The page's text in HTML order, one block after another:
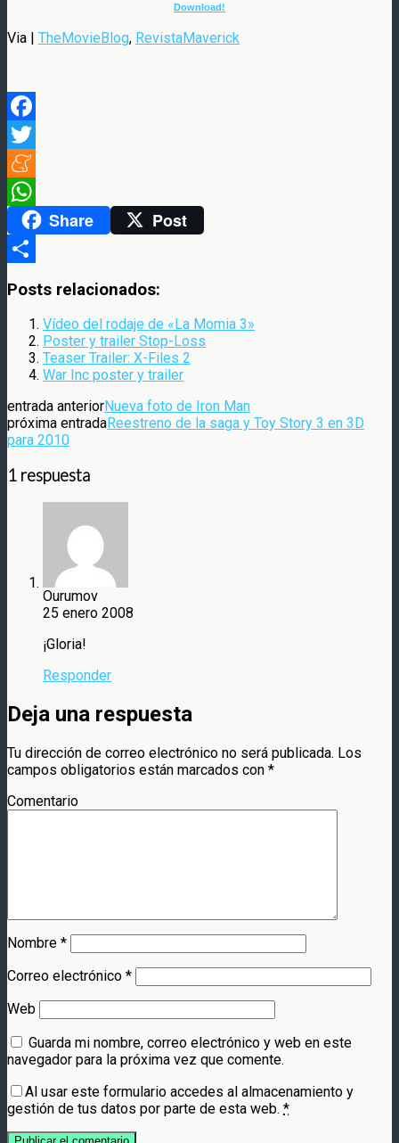
Download!
Via | TheMovieBlog, RevistaMaverick
Facebook
Twitter
Meneame
WhatsAppShare Post
Posts relacionados:
Vídeo del rodaje de «La Momia 3»
Poster y trailer Stop-Loss
Teaser Trailer: X-Files 2
War Inc poster y trailer
entrada anteriorNueva foto de Iron Man
próxima entradaReestreno de la saga y Toy Story 3 en 3D
para 2010
1 respuesta
Ourumov
25 enero 2008
¡Gloria!
Responder
Deja una respuesta
Tu dirección de correo electrónico no será publicada. Los
campos obligatorios están marcados con *
Comentario
Nombre *
Correo electrónico *
Web
Guarda mi nombre, correo electrónico y web en este
navegador para la próxima vez que comente.
Al usar este formulario accedes al almacenamiento y
gestión de tus datos por parte de esta web. *